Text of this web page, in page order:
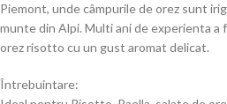
Piemont, unde câmpurile de orez sunt
munte din Alpi. Multi ani de experienta a
orez risotto cu un gust aromat delicat.
Întrebuintare: